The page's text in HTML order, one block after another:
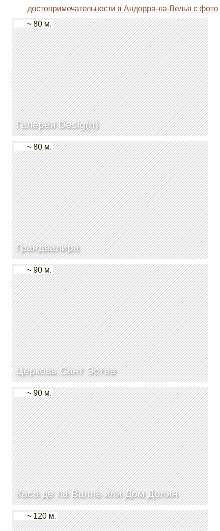
достопримечательности в Андорра-ла-Велья с фото
Галерея Desig(n)
~ 80 м.
Грандвалира
~ 80 м.
Церковь Сант Эстев
~ 90 м.
Каса де ла Валль или Дом Долин
~ 90 м.
~ 120 м.